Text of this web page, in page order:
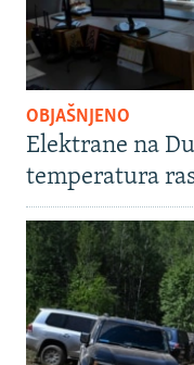
OBJAŠNJENO
Elektrane na
temperatura